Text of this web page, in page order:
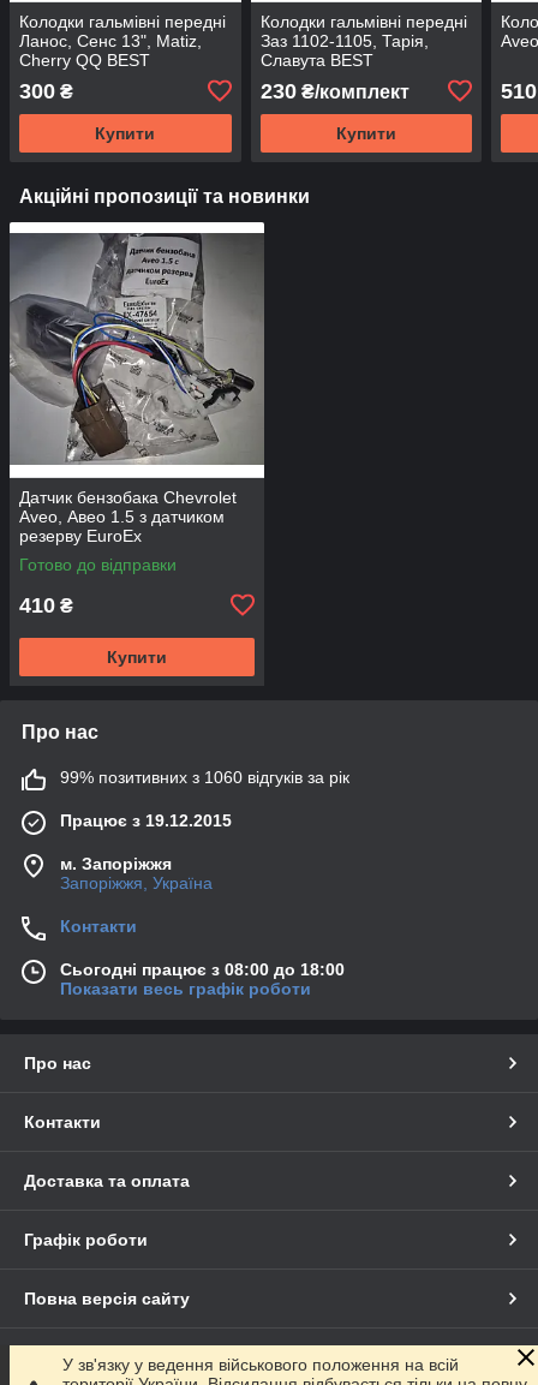
Колодки гальмівні передні
Ланос, Сенс 13", Matiz,
Cherry QQ BEST
300 ₴
Купити
Колодки гальмівні передні
Заз 1102-1105, Тарія,
Славута BEST
230₴/комплект
Купити
510
Акційні пропозиції та новинки
Датчик бензобака Chevrolet
Aveo, Авео 1.5 з датчиком
резерву EuroEx
Готово до відправки
410 ₴
Купити
Про нас
99% позитивних з 1060 відгуків за рік
Працює з 19.12.2015
м. Запоріжжя
Запоріжжя, Україна
Контакти
Сьогодні працює з 08:00 до 18:00
Показати весь графік роботи
Про нас
Контакти
Доставка та оплата
Графік роботи
Повна версія сайту
Сайт створено на маркетплейсі
У зв'язку у ведення військового положення на всій